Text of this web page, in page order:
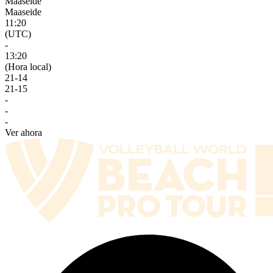
Maaseide
11:20
(UTC)
-
13:20
(Hora local)
21-14
21-15
-
-
-
Ver ahora